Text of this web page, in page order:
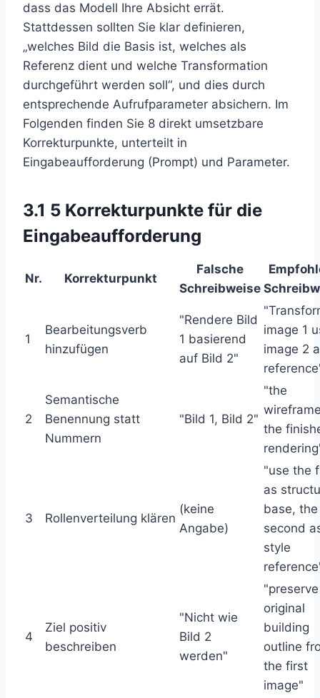
dass das Modell Ihre Absicht errät.
Stattdessen sollten Sie klar definieren,
„welches Bild die Basis ist, welches als
Referenz dient und welche Transformation
durchgeführt werden soll“, und dies durch
entsprechende Aufrufparameter absichern. Im
Folgenden finden Sie 8 direkt umsetzbare
Korrekturpunkte, unterteilt in
Eingabeaufforderung (Prompt) und Parameter.
3.1 5 Korrekturpunkte für die
Eingabeaufforderung
Nr. Korrekturpunkt
Falsche
Schreibweise
1
Bearbeitungsverb
hinzufügen
"Rendere Bild
1 basierend
auf Bild 2"
image 1
image 2
2
Semantische
Benennung statt
Nummern
"Bild 1, Bild 2"
"the
the
3 Rollenverteilung klären
(keine
Angabe)
"use the
as
base, the
second
style
4
Ziel positiv
beschreiben
"Nicht wie
Bild 2
werden"
original
building
outline
the first
image"